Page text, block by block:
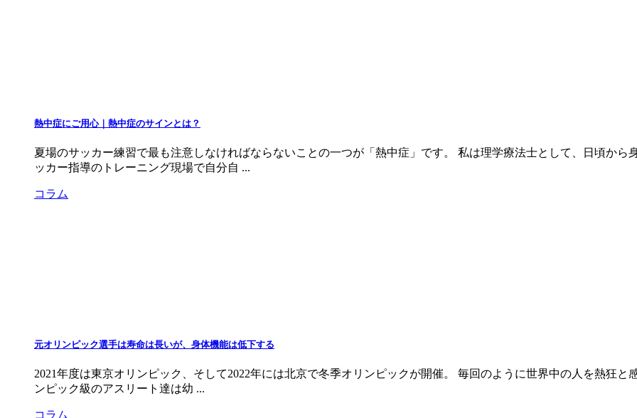
熱中症にご用心｜熱中症のサインとは？
夏場のサッカー練習で最も注意しなければならないことの一つが「熱中症」です。 私は理学療法士として、日頃か
ッカー指導のトレーニング現場で自分自 ...
コラム
元オリンピック選手は寿命は長いが、身体機能は低下する
2021年度は東京オリンピック、そして2022年には北京で冬季オリンピックが開催。 毎回のように世界中の人を熱狂
ンピック級のアスリート達は幼 ...
コラム